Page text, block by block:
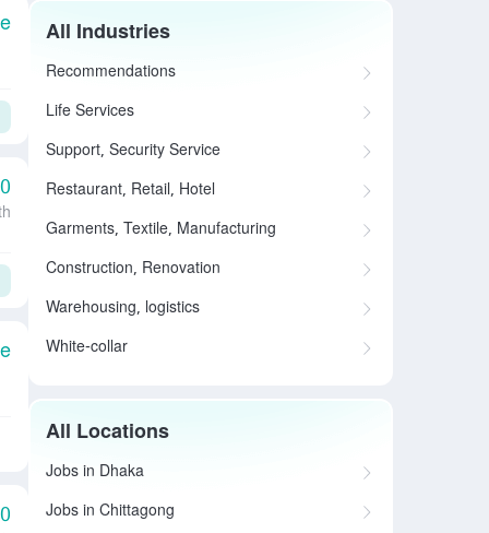
All Industries
Recommendations
Life Services
Support, Security Service
Restaurant, Retail, Hotel
Garments, Textile, Manufacturing
Construction, Renovation
Warehousing, logistics
White-collar
All Locations
Jobs in Dhaka
Jobs in Chittagong